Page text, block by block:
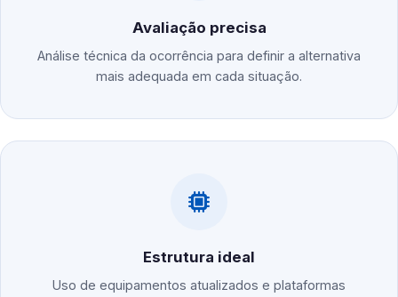
Avaliação precisa
Análise técnica da ocorrência para definir a alternativa
mais adequada em cada situação.
Estrutura ideal
Uso de equipamentos atualizados e plataformas